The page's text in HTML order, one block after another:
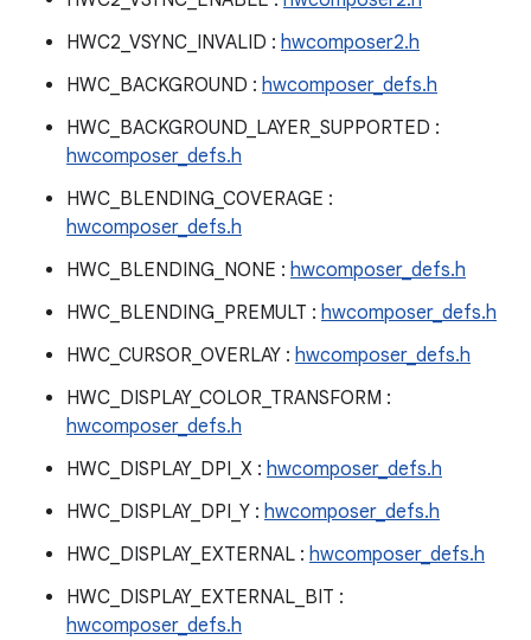
HWC2_VSYNC_INVALID : hwcomposer2.h
HWC_BACKGROUND : hwcomposer_defs.h
HWC_BACKGROUND_LAYER_SUPPORTED :
hwcomposer_defs.h
HWC_BLENDING_COVERAGE :
hwcomposer_defs.h
HWC_BLENDING_NONE : hwcomposer_defs.h
HWC_BLENDING_PREMULT : hwcomposer_defs.h
HWC_CURSOR_OVERLAY : hwcomposer_defs.h
HWC_DISPLAY_COLOR_TRANSFORM :
hwcomposer_defs.h
HWC_DISPLAY_DPI_X : hwcomposer_defs.h
HWC_DISPLAY_DPI_Y : hwcomposer_defs.h
HWC_DISPLAY_EXTERNAL : hwcomposer_defs.h
HWC_DISPLAY_EXTERNAL_BIT :
hwcomposer_defs.h